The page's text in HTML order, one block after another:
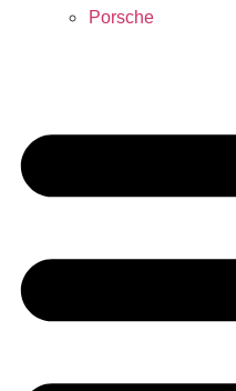
Porsche